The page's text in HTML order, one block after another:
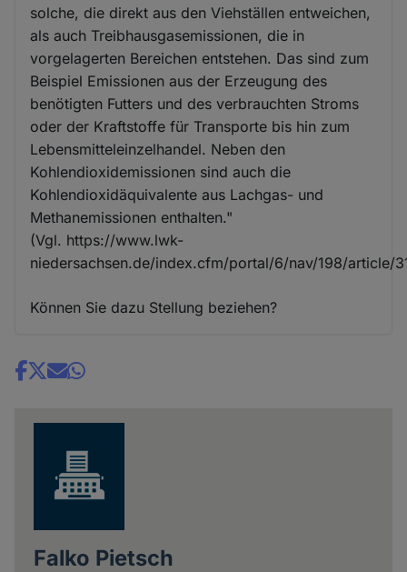
solche, die direkt aus den Viehställen entweichen,
als auch Treibhausgasemissionen, die in
vorgelagerten Bereichen entstehen. Das sind zum
Beispiel Emissionen aus der Erzeugung des
benötigten Futters und des verbrauchten Stroms
oder der Kraftstoffe für Transporte bis hin zum
Lebensmitteleinzelhandel. Neben den
Kohlendioxidemissionen sind auch die
Kohlendioxidäquivalente aus Lachgas- und
Methanemissionen enthalten."
(Vgl. https://www.lwk-
niedersachsen.de/index.cfm/portal/6/nav/198/article/
Können Sie dazu Stellung beziehen?
Share
Falko Pietsch